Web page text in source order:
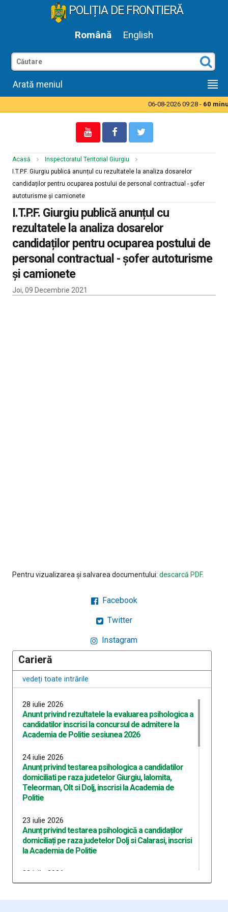
POLIȚIA DE FRONTIERĂ
Română English
Arată meniul
06-08-2026 09:28 - 60
Acasă
Inspectoratul Teritorial Giurgiu
I.T.P.F. Giurgiu publică anunțul cu rezultatele la analiza dosarelor
candidaților pentru ocuparea postului de personal contractual - șofer
autoturisme și camionete
I.T.P.F. Giurgiu publică anunțul cu
rezultatele la analiza dosarelor
candidaților pentru ocuparea postului de
personal contractual - șofer autoturisme
și camionete
Joi, 09 Decembrie 2021
Pentru vizualizarea și salvarea documentului: descarcă PDF.
Facebook
Twitter
Instagram
Carieră
vedeți toate intrările
28 iulie 2026
Anunt privind rezultatele la evaluarea psihologica a
candidatilor inscrisi la concursul de admitere la
Academia de Politie sesiunea 2026
24 iulie 2026
Anunț privind testarea psihologica a candidatilor
domiciliati pe raza judetelor Giurgiu, Ialomita,
Teleorman, Olt si Dolj, inscrisi la Academia de
Politie
23 iulie 2026
Anunț privind testarea psihologică a candidaților
domiciliați pe raza judetelor Dolj si Calarasi, inscrisi
la Academia de Politie
22 iulie 2026
Anunț privind testarea psihologică a candidaților